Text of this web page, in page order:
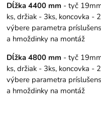
Dĺžka 4400 mm - tyč
ks, držiak - 3ks, koncovka -
výbere parametra
a hmoždinky na montáž
Dĺžka 4800 mm - tyč
ks, držiak - 3ks, koncovka -
výbere parametra
a hmoždinky na montáž